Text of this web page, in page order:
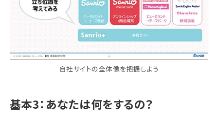
自社サイトの全体像を把握しよう
基本3：あなたは何をするの？